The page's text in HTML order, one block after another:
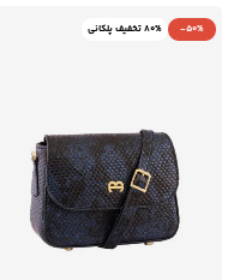
-50% 80% تخفیف پلکانی